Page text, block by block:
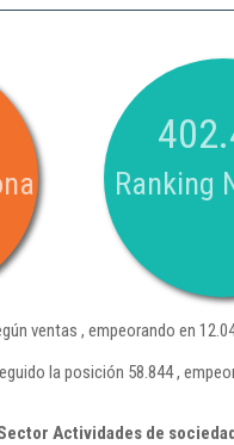
Ranking
ventas , empeorando en
la posición 58.844 ,
Actividades de